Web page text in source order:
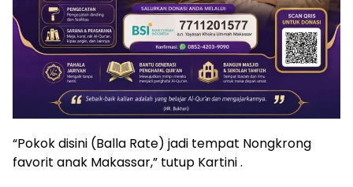
“Pokok disini (Balla Rate) jadi tempat Nongkrong
favorit anak Makassar,” tutup Kartini .